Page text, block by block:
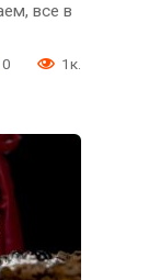
все в
0 1к.